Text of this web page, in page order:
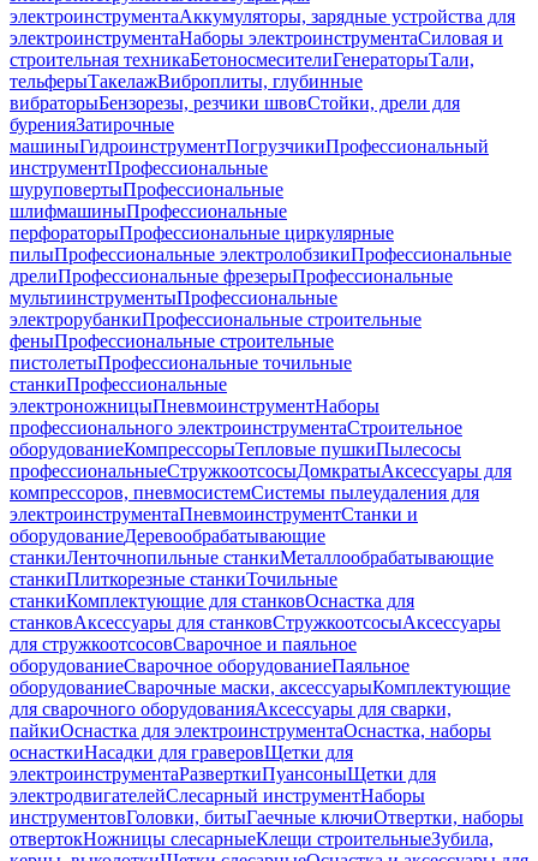
электроинструментаАккумуляторы, зарядные устройства для
электроинструментаНаборы электроинструментаСиловая и
строительная техникаБетоносмесителиГенераторыТали,
тельферыТакелажВиброплиты, глубинные
вибраторыБензорезы, резчики швовСтойки, дрели для
буренияЗатирочные
машиныГидроинструментПогрузчикиПрофессиональный
инструментПрофессиональные
шуруповертыПрофессиональные
шлифмашиныПрофессиональные
перфораторыПрофессиональные циркулярные
пилыПрофессиональные электролобзикиПрофессиональные
дрелиПрофессиональные фрезерыПрофессиональные
мультиинструментыПрофессиональные
электрорубанкиПрофессиональные строительные
феныПрофессиональные строительные
пистолетыПрофессиональные точильные
станкиПрофессиональные
электроножницыПневмоинструментНаборы
профессионального электроинструментаСтроительное
оборудованиеКомпрессорыТепловые пушкиПылесосы
профессиональныеСтружкоотсосыДомкратыАксессуары для
компрессоров, пневмосистемСистемы пылеудаления для
электроинструментаПневмоинструментСтанки и
оборудованиеДеревообрабатывающие
станкиЛенточнопильные станкиМеталлообрабатывающие
станкиПлиткорезные станкиТочильные
станкиКомплектующие для станковОснастка для
станковАксессуары для станковСтружкоотсосыАксессуары
для стружкоотсосовСварочное и паяльное
оборудованиеСварочное оборудованиеПаяльное
оборудованиеСварочные маски, аксессуарыКомплектующие
для сварочного оборудованияАксессуары для сварки,
пайкиОснастка для электроинструментаОснастка, наборы
оснасткиНасадки для граверовЩетки для
электроинструментаРазверткиПуансоныЩетки для
электродвигателейСлесарный инструментНаборы
инструментовГоловки, битыГаечные ключиОтвертки, наборы
отвертокНожницы слесарныеКлещи строительныеЗубила,